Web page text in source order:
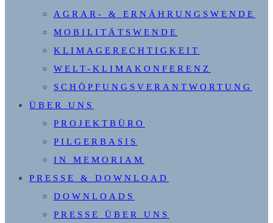
AGRAR- & ERNÄHRUNGSWENDE
MOBILITÄTSWENDE
KLIMAGERECHTIGKEIT
WELT-KLIMAKONFERENZ
SCHÖPFUNGSVERANTWORTUNG
ÜBER UNS
PROJEKTBÜRO
PILGERBASIS
IN MEMORIAM
PRESSE & DOWNLOAD
DOWNLOADS
PRESSE ÜBER UNS